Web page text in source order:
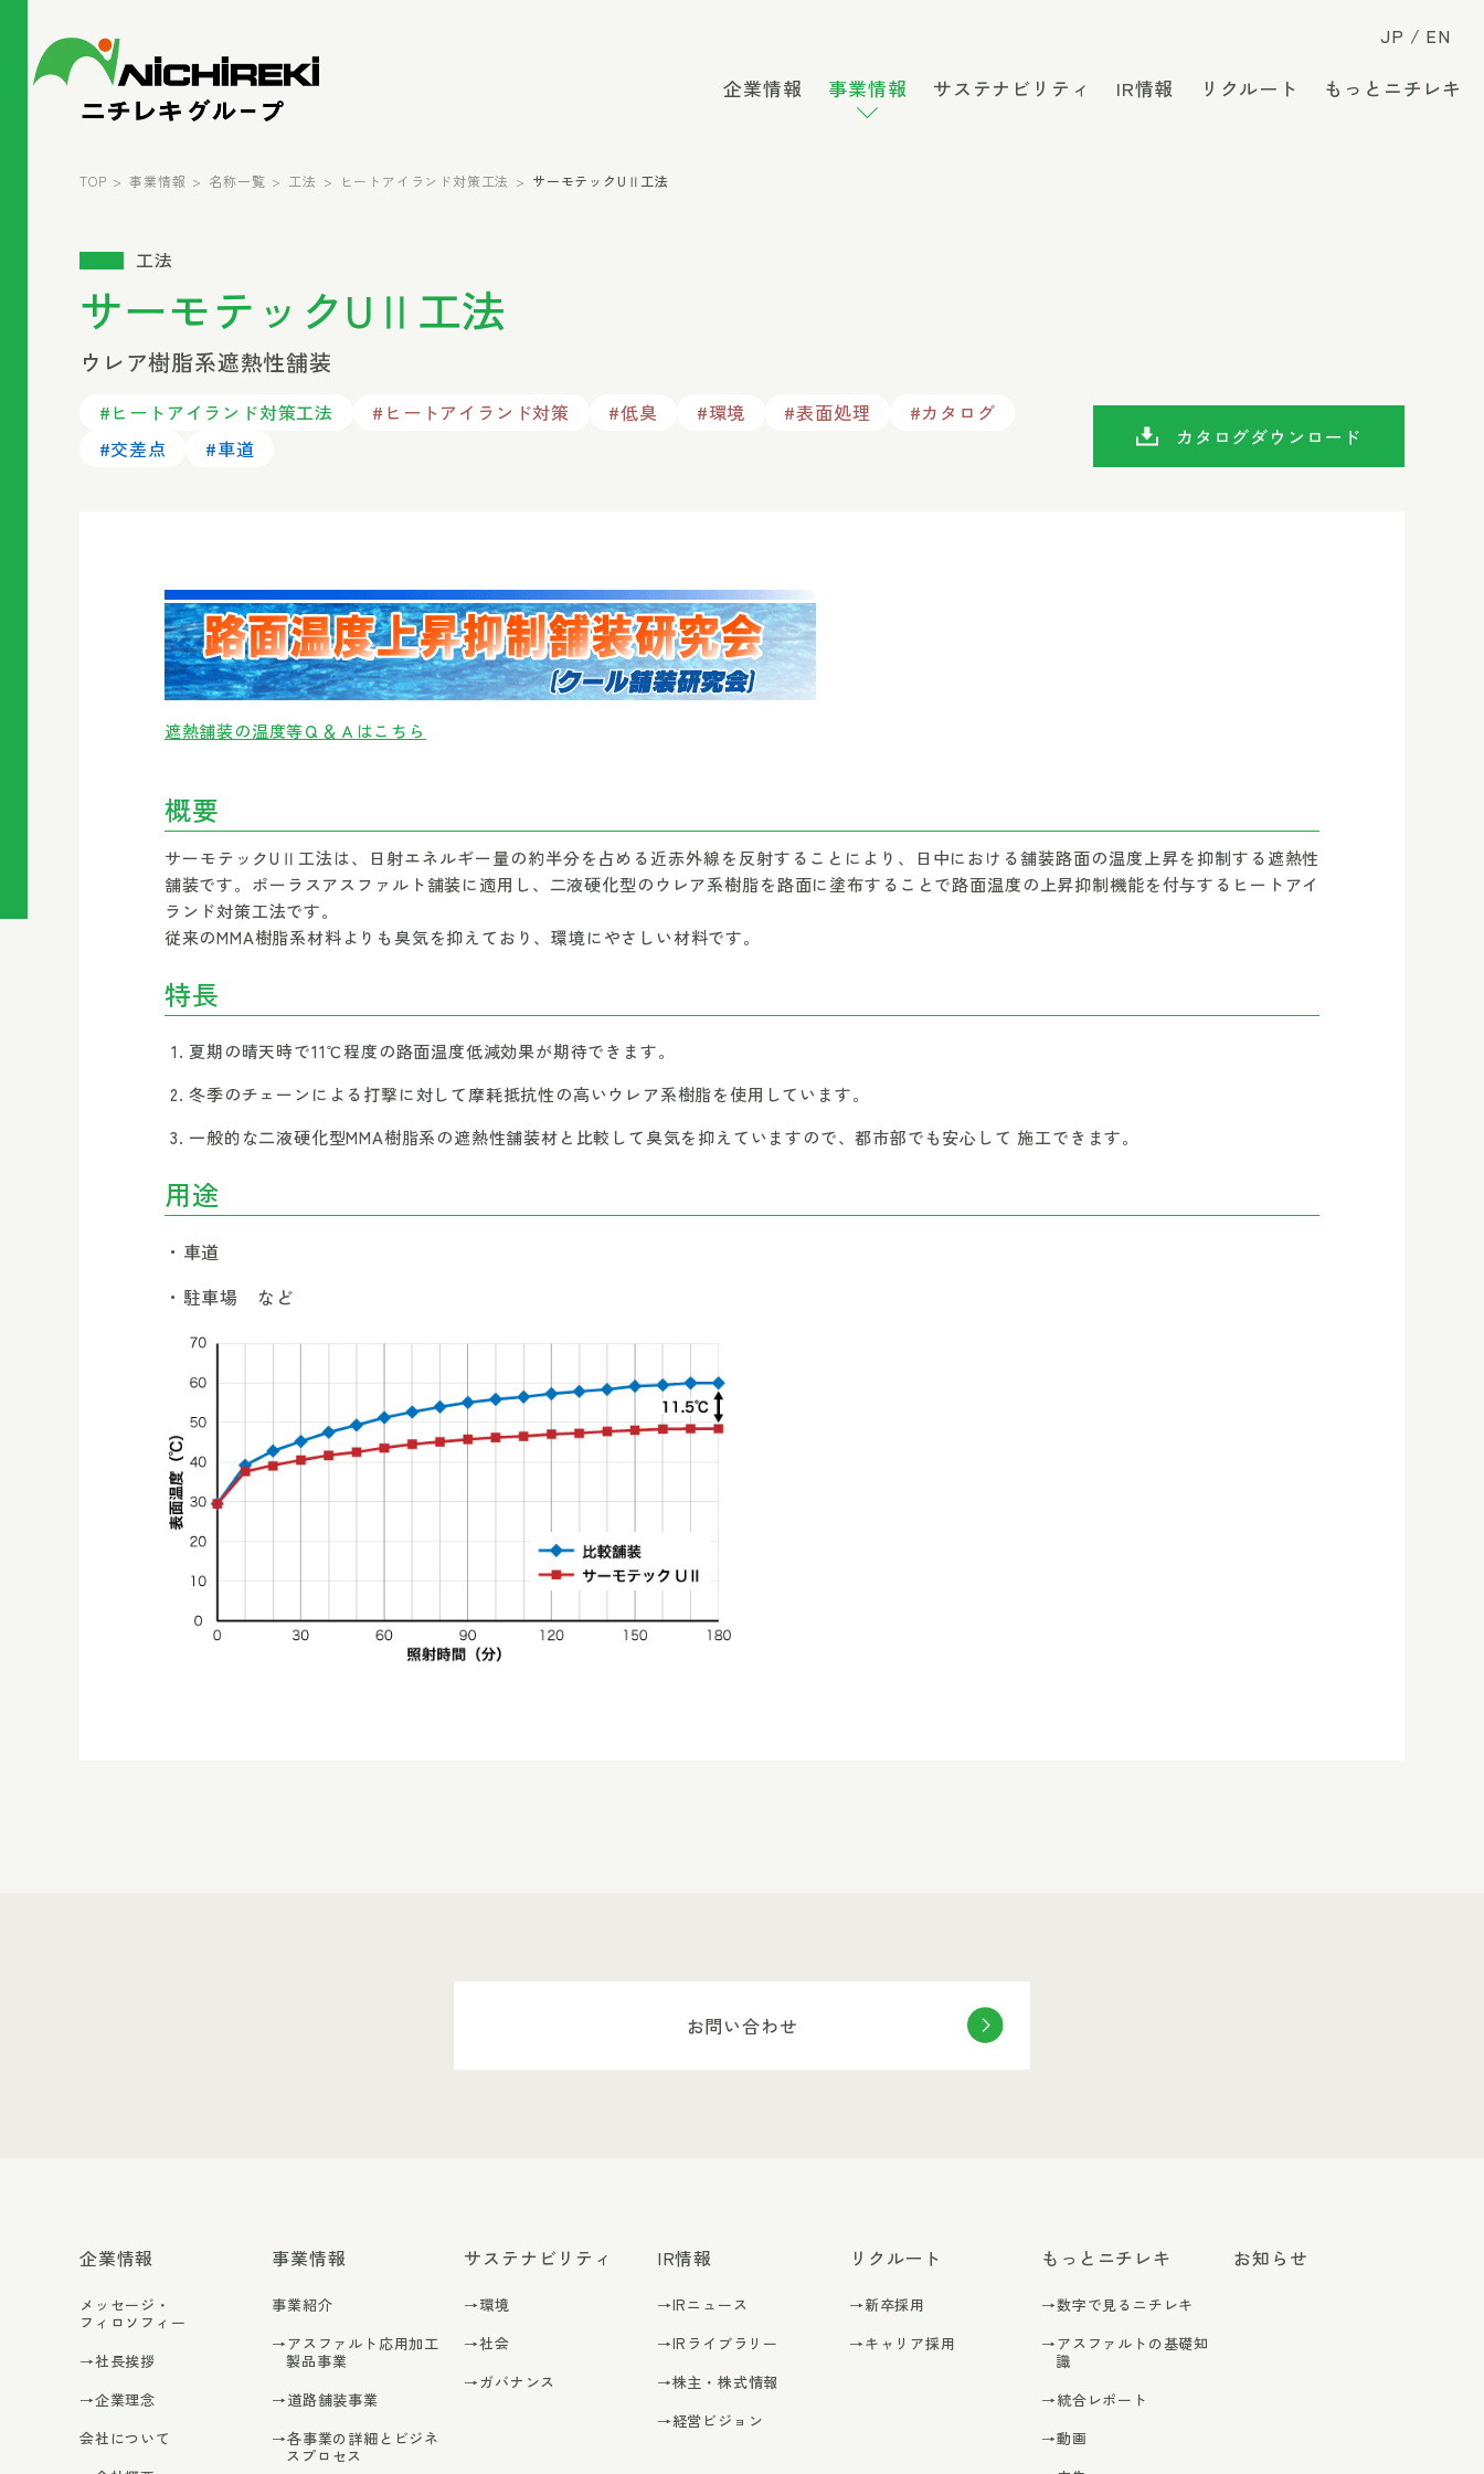
JP EN
企業情報 事業情報 サステナビリティ IR情報 リクルート もっとニチレキ
TOP 事業情報 名称一覧 工法 ヒートアイランド対策工法 サーモテックUⅡ工法
工法
サーモテックUⅡ工法
ウレア樹脂系遮熱性舗装
#ヒートアイランド対策工法 #ヒートアイランド対策 #低臭 #環境 #表面処理
#カタログ
#交差点
#車道 カタログダウンロード
遮熱舗装の温度等Ｑ＆Ａはこちら
概要
サーモテックUⅡ工法は、日射エネルギー量の約半分を占める近赤外線を反射することにより、日中における舗装路面の温度上昇を抑制する遮熱性
舗装です。ポーラスアスファルト舗装に適用し、二液硬化型のウレア系樹脂を路面に塗布することで路面温度の上昇抑制機能を付与するヒートアイ
ランド対策工法です。
従来のMMA樹脂系材料よりも臭気を抑えており、環境にやさしい材料です。
特長
夏期の晴天時で11℃程度の路面温度低減効果が期待できます。
冬季のチェーンによる打撃に対して摩耗抵抗性の高いウレア系樹脂を使用しています。
一般的な二液硬化型MMA樹脂系の遮熱性舗装材と比較して臭気を抑えていますので、都市部でも安心して 施工できます。
用途
車道
駐車場 など
お問い合わせ
企業情報
メッセージ・
フィロソフィー
→社長挨拶
→企業理念
会社について
事業情報
事業紹介
→アスファルト応用加工
製品事業
→道路舗装事業
→各事業の詳細とビジネ
スプロセス
サステナビリティ
→環境
→社会
→ガバナンス
IR情報
→IRニュース
→IRライブラリー
→株主・株式情報
→経営ビジョン
リクルート
→新卒採用
→キャリア採用
もっとニチレキ
→数字で見るニチレキ
→アスファルトの基礎知
識
→統合レポート
→動画
お知らせ